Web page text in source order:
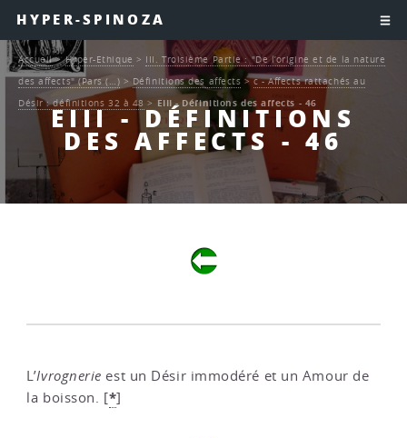
HYPER-SPINOZA
EIII - DÉFINITIONS
DES AFFECTS - 46
Accueil>Hyper-Ethique > III. Troisième Partie : "De l’origine et de la nature
des affects" (Pars (…) > Définitions des affects >c - Affects rattachés au
Désir : définitions 32 à 48 > EIII - Définitions des affects - 46
L’Ivrognerie est un Désir immodéré et un Amour de
la boisson. [*]